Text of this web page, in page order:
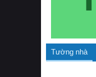
Tường nhà